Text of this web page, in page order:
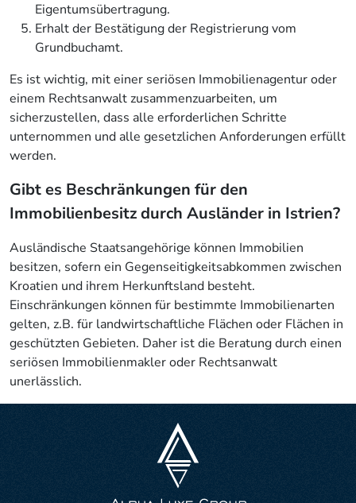
Eigentumsübertragung.
Erhalt der Bestätigung der Registrierung vom
Grundbuchamt.
Es ist wichtig, mit einer seriösen Immobilienagentur oder
einem Rechtsanwalt zusammenzuarbeiten, um
sicherzustellen, dass alle erforderlichen Schritte
unternommen und alle gesetzlichen Anforderungen erfüllt
werden.
Gibt es Beschränkungen für den
Immobilienbesitz durch Ausländer in Istrien?
Ausländische Staatsangehörige können Immobilien
besitzen, sofern ein Gegenseitigkeitsabkommen zwischen
Kroatien und ihrem Herkunftsland besteht.
Einschränkungen können für bestimmte Immobilienarten
gelten, z.B. für landwirtschaftliche Flächen oder Flächen in
geschützten Gebieten. Daher ist die Beratung durch einen
seriösen Immobilienmakler oder Rechtsanwalt
unerlässlich.